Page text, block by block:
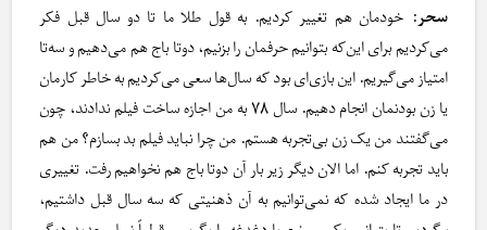
سحر : خودمان هم تغییر کردیم. به قول طلا ما تا دو سال قبل فکر
می‌کردیم برای این‌که بتوانیم حرفمان را بزنیم، دوتا باج هم می‌دهیم و سه‌تا
امتیاز می‌گیریم. این بازی‌ای بود که سال‌ها سعی می‌کردیم به‌ خاطر کارمان
یا زن بودنمان انجام دهیم. سال ۷۸ به من اجازه ساخت فیلم ندادند، چون
می‌گفتند من یک زن بی‌تجربه هستم. من چرا نباید فیلم بد بسازم؟ من هم
باید تجربه کنم. اما الان دیگر زیر بار آن دوتا باج هم نخواهیم رفت. تغییری
در ما ایجاد شده که نمی‌توانیم به آن ذهنیتی که سه سال قبل داشتیم،